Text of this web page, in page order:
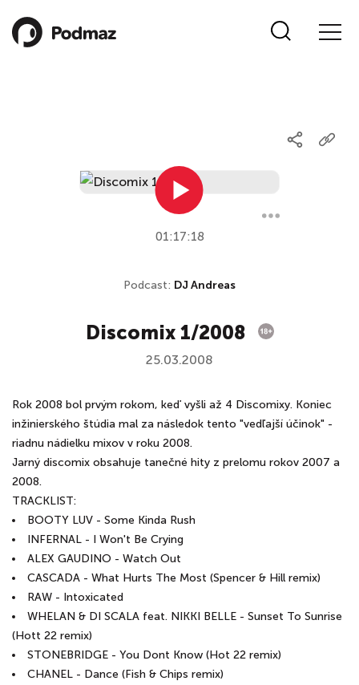
01:17:18
Podcast: DJ Andreas
Discomix 1/2008
25.03.2008
Rok 2008 bol prvým rokom, keď vyšli až 4 Discomixy. Koniec
inžinierského štúdia mal za následok tento "vedľajší účinok" -
riadnu nádielku mixov v roku 2008.
Jarný discomix obsahuje tanečné hity z prelomu rokov 2007 a
2008.
TRACKLIST:
BOOTY LUV - Some Kinda Rush
INFERNAL - I Won't Be Crying
ALEX GAUDINO - Watch Out
CASCADA - What Hurts The Most (Spencer & Hill remix)
RAW - Intoxicated
WHELAN & DI SCALA feat. NIKKI BELLE - Sunset To Sunrise
(Hott 22 remix)
STONEBRIDGE - You Dont Know (Hot 22 remix)
CHANEL - Dance (Fish & Chips remix)